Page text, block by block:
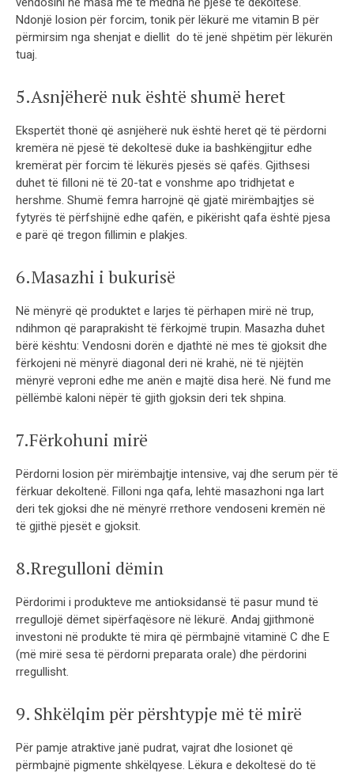
Ndonjë losion për forcim, tonik për lëkurë me vitamin B për
përmirsim nga shenjat e diellit do të jenë shpëtim për lëkurën
tuaj.
5.Asnjëherë nuk është shumë heret
Ekspertët thonë që asnjëherë nuk është heret që të përdorni
kremëra në pjesë të dekoltesë duke ia bashkëngjitur edhe
kremërat për forcim të lëkurës pjesës së qafës. Gjithsesi
duhet të filloni në të 20-tat e vonshme apo tridhjetat e
hershme. Shumë femra harrojnë që gjatë mirëmbajtjes së
fytyrës të përfshijnë edhe qafën, e pikërisht qafa është pjesa
e parë që tregon fillimin e plakjes.
6.Masazhi i bukurisë
Në mënyrë që produktet e larjes të përhapen mirë në trup,
ndihmon që paraprakisht të fërkojmë trupin. Masazha duhet
bërë kështu: Vendosni dorën e djathtë në mes të gjoksit dhe
fërkojeni në mënyrë diagonal deri në krahë, në të njëjtën
mënyrë veproni edhe me anën e majtë disa herë. Në fund me
pëllëmbë kaloni nëpër të gjith gjoksin deri tek shpina.
7.Fërkohuni mirë
Përdorni losion për mirëmbajtje intensive, vaj dhe serum për të
fërkuar dekoltenë. Filloni nga qafa, lehtë masazhoni nga lart
deri tek gjoksi dhe në mënyrë rrethore vendoseni kremën në
të gjithë pjesët e gjoksit.
8.Rregulloni dëmin
Përdorimi i produkteve me antioksidansë të pasur mund të
rregullojë dëmet sipërfaqësore në lëkurë. Andaj gjithmonë
investoni në produkte të mira që përmbajnë vitaminë C dhe E
(më mirë sesa të përdorni preparata orale) dhe përdorini
rregullisht.
9. Shkëlqim për përshtypje më të mirë
Për pamje atraktive janë pudrat, vajrat dhe losionet që
përmbajnë pigmente shkëlqyese. Lëkura e dekoltesë do të